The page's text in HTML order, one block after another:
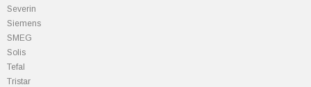
Severin
Siemens
SMEG
Solis
Tefal
Tristar